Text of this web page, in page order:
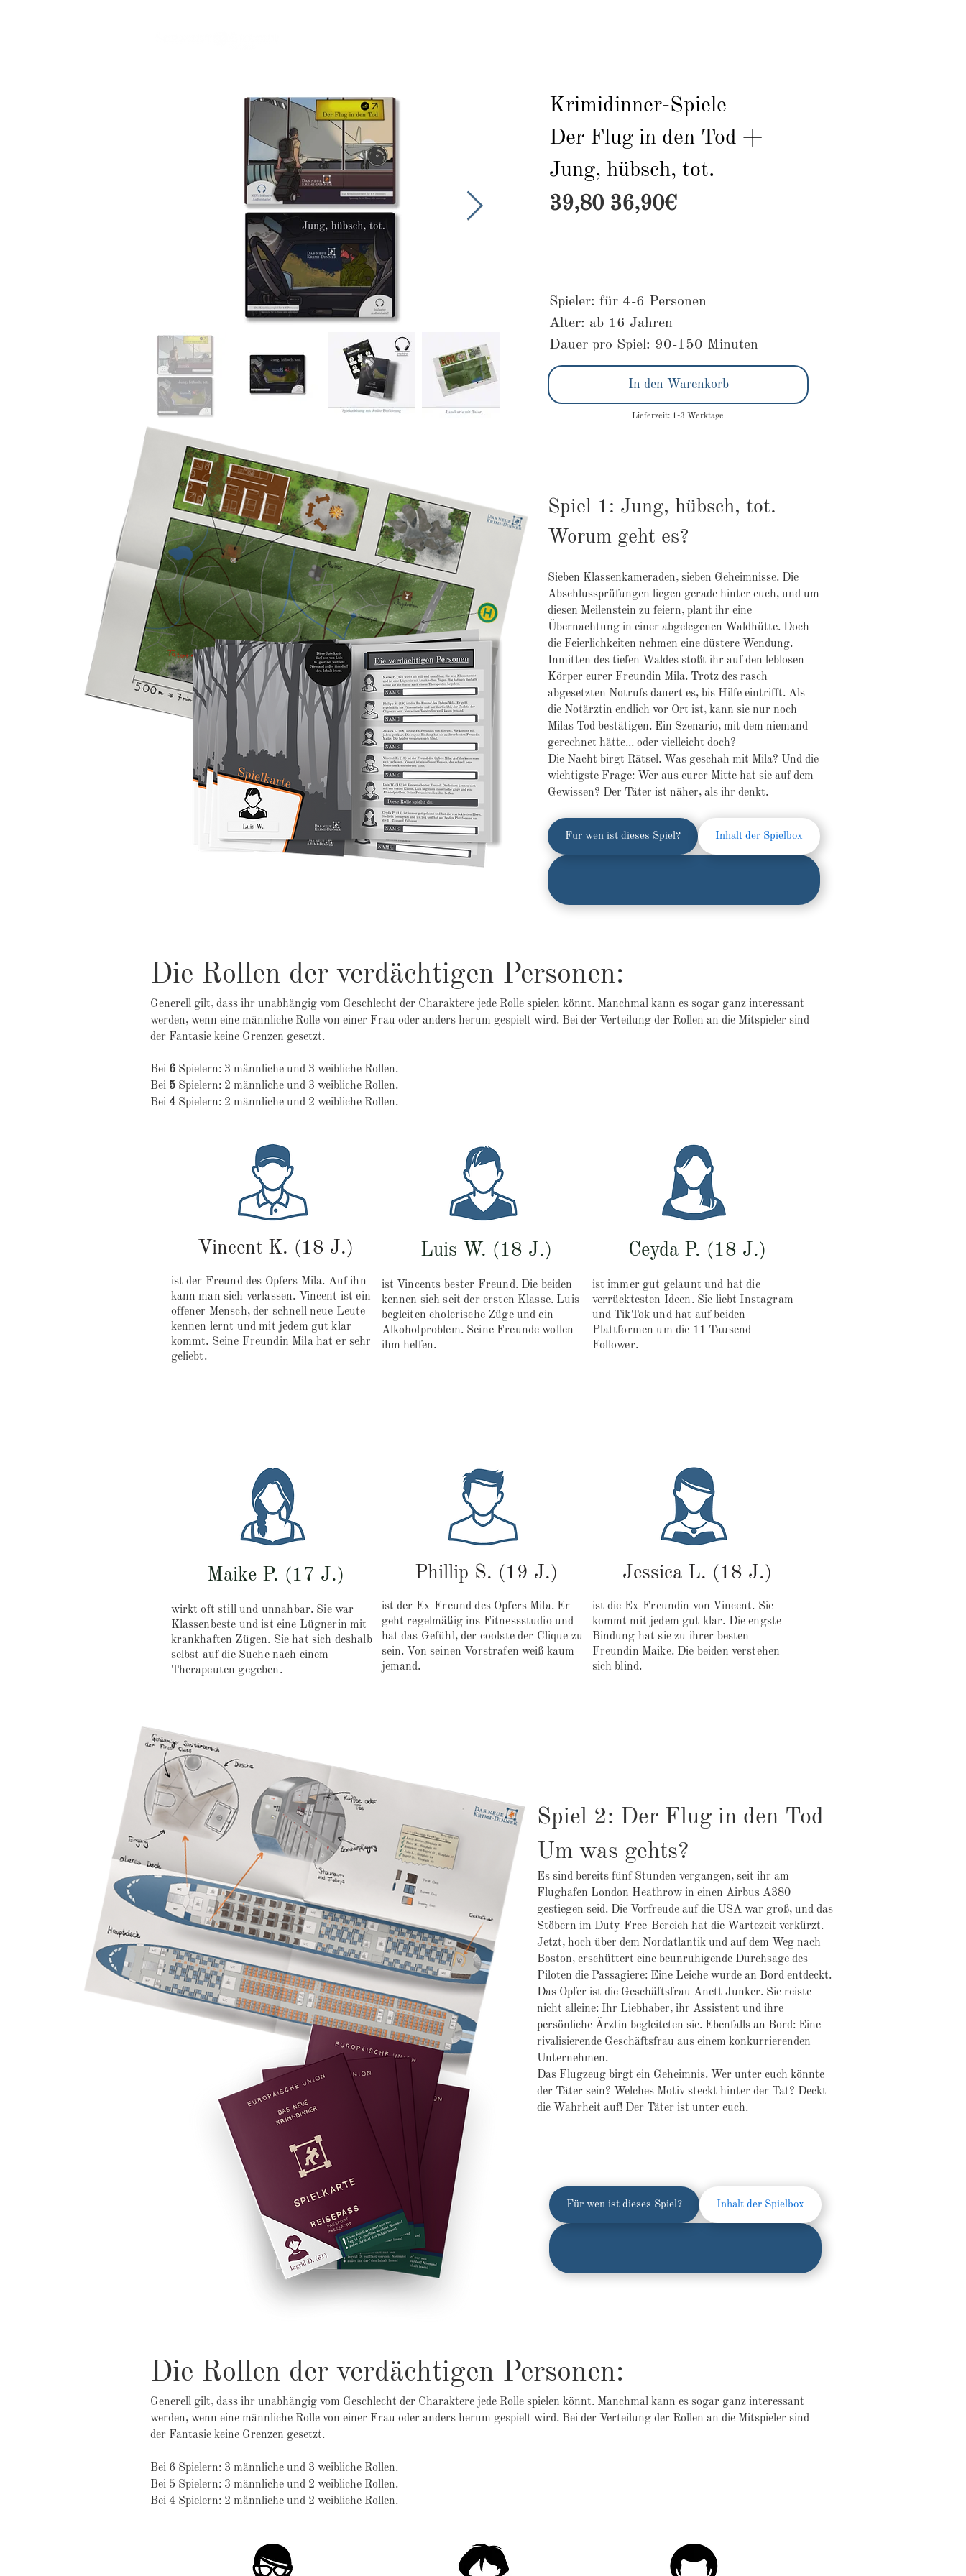
Krimidinner-Spiele
Der Flug in den Tod +
Jung, hübsch, tot.
39,80 36,90€
Spieler: für 4-6 Personen
Alter: ab 16 Jahren
Dauer pro Spiel: 90-150 Minuten
In den Warenkorb
Lieferzeit: 1-3 Werktage
Spiel 1: Jung, hübsch, tot.
Worum geht es?
Sieben Klassenkameraden, sieben Geheimnisse. Die
Abschlussprüfungen liegen gerade hinter euch, und um
diesen Meilenstein zu feiern, plant ihr eine
Übernachtung in einer abgelegenen Waldhütte. Doch
die Feierlichkeiten nehmen eine düstere Wendung.
Inmitten des tiefen Waldes stoßt ihr auf den leblosen
Körper eurer Freundin Mila. Trotz des rasch
abgesetzten Notrufs dauert es, bis Hilfe eintrifft. Als
die Notärztin endlich vor Ort ist, kann sie nur noch
Milas Tod bestätigen. Ein Szenario, mit dem niemand
gerechnet hätte... oder vielleicht doch?
Die Nacht birgt Rätsel. Was geschah mit Mila? Und die
wichtigste Frage: Wer aus eurer Mitte hat sie auf dem
Gewissen? Der Täter ist näher, als ihr denkt.
Für wen ist dieses Spiel? Inhalt der Spielbox
Die Rollen der verdächtigen Personen:
Generell gilt, dass ihr unabhängig vom Geschlecht der Charaktere jede Rolle spielen könnt. Manchmal kann es sogar ganz interessant
werden, wenn eine männliche Rolle von einer Frau oder anders herum gespielt wird. Bei der Verteilung der Rollen an die Mitspieler sind
der Fantasie keine Grenzen gesetzt.
Bei 6 Spielern: 3 männliche und 3 weibliche Rollen.
Bei 5 Spielern: 2 männliche und 3 weibliche Rollen.
Bei 4 Spielern: 2 männliche und 2 weibliche Rollen.
Vincent K. (18 J.)
ist der Freund des Opfers Mila. Auf ihn
kann man sich verlassen. Vincent ist ein
offener Mensch, der schnell neue Leute
kennen lernt und mit jedem gut klar
kommt. Seine Freundin Mila hat er sehr
geliebt.
Maike P. (17 J.)
wirkt oft still und unnahbar. Sie war
Klassenbeste und ist eine Lügnerin mit
krankhaften Zügen. Sie hat sich deshalb
selbst auf die Suche nach einem
Therapeuten gegeben.
Luis W. (18 J.)
ist Vincents bester Freund. Die beiden
kennen sich seit der ersten Klasse. Luis
begleiten cholerische Züge und ein
Alkoholproblem. Seine Freunde wollen
ihm helfen.
Phillip S. (19 J.)
ist der Ex-Freund des Opfers Mila. Er
geht regelmäßig ins Fitnessstudio und
hat das Gefühl, der coolste der Clique zu
sein. Von seinen Vorstrafen weiß kaum
jemand.
Ceyda P. (18 J.)
ist immer gut gelaunt und hat die
verrücktesten Ideen. Sie liebt Instagram
und TikTok und hat auf beiden
Plattformen um die 11 Tausend
Follower.
Jessica L. (18 J.)
ist die Ex-Freundin von Vincent. Sie
kommt mit jedem gut klar. Die engste
Bindung hat sie zu ihrer besten
Freundin Maike. Die beiden verstehen
sich blind.
Spiel 2: Der Flug in den Tod
Um was gehts?
Es sind bereits fünf Stunden vergangen, seit ihr am
Flughafen London Heathrow in einen Airbus A380
gestiegen seid. Die Vorfreude auf die USA war groß, und das
Stöbern im Duty-Free-Bereich hat die Wartezeit verkürzt.
Jetzt, hoch über dem Nordatlantik und auf dem Weg nach
Boston, erschüttert eine beunruhigende Durchsage des
Piloten die Passagiere: Eine Leiche wurde an Bord entdeckt.
Das Opfer ist die Geschäftsfrau Anett Junker. Sie reiste
nicht alleine: Ihr Liebhaber, ihr Assistent und ihre
persönliche Ärztin begleiteten sie. Ebenfalls an Bord: Eine
rivalisierende Geschäftsfrau aus einem konkurrierenden
Unternehmen.
Das Flugzeug birgt ein Geheimnis. Wer unter euch könnte
der Täter sein? Welches Motiv steckt hinter der Tat? Deckt
die Wahrheit auf! Der Täter ist unter euch.
Für wen ist dieses Spiel? Inhalt der Spielbox
Die Rollen der verdächtigen Personen:
Generell gilt, dass ihr unabhängig vom Geschlecht der Charaktere jede Rolle spielen könnt. Manchmal kann es sogar ganz interessant
werden, wenn eine männliche Rolle von einer Frau oder anders herum gespielt wird. Bei der Verteilung der Rollen an die Mitspieler sind
der Fantasie keine Grenzen gesetzt.
Bei 6 Spielern: 3 männliche und 3 weibliche Rollen.
Bei 5 Spielern: 3 männliche und 2 weibliche Rollen.
Bei 4 Spielern: 2 männliche und 2 weibliche Rollen.